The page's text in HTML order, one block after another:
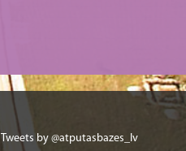
Tweets by @atputasbazes_lv